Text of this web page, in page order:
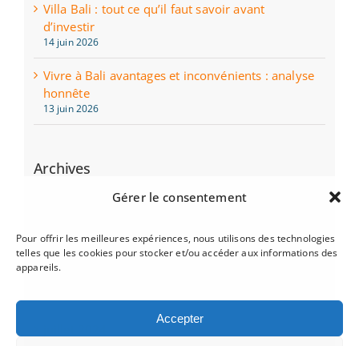
Gérer le consentement
Pour offrir les meilleures expériences, nous utilisons des technologies
telles que les cookies pour stocker et/ou accéder aux informations des
appareils.
Accepter
Villa Bali : tout ce qu’il faut savoir avant
d’investir
14 juin 2026
Vivre à Bali avantages et inconvénients : analyse
honnête
13 juin 2026
Archives
mars 2025